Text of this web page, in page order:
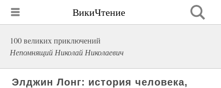
ВикиЧтение
100 великих приключений
Непомнящий Николай Николаевич
Элджин Лонг: история человека,